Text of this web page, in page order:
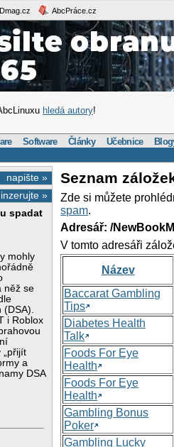
AbcPráce.cz
hledá autory!
Software Články Učebnice
napište »
inzerujte »
spadat
mohly
něž se
i Roblox
„přijít
a
DSA
Seznam
Zde si můžete
spam.
Adresář: /
V tomto adresáři
Název
Baccarat Gambling
Tips
Diabetes Health
Talk
Foods For Eye
Health
Foods For Eye
Health
Gambling Bonus
Poker
Gambling Lucky